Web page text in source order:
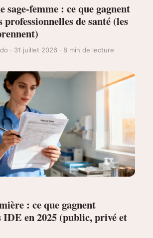
sage-femme : ce que gagnent
de santé (les
· 31 juillet 2026 · 8 min de lecture
: ce que gagnent
en 2025 (public, privé et